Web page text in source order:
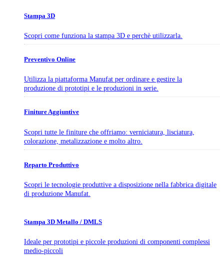
Stampa 3D
Scopri come funziona la stampa 3D e perchè utilizzarla.
Preventivo Online
Utilizza la piattaforma Manufat per ordinare e gestire la
produzione di prototipi e le produzioni in serie.
Finiture Aggiuntive
Scopri tutte le finiture che offriamo: verniciatura, lisciatura,
colorazione, metalizzazione e molto altro.
Reparto Produttivo
Scopri le tecnologie produttive a disposizione nella fabbrica digitale
di produzione Manufat.
Stampa 3D Metallo / DMLS
Ideale per prototipi e piccole produzioni di componenti complessi
medio-piccoli